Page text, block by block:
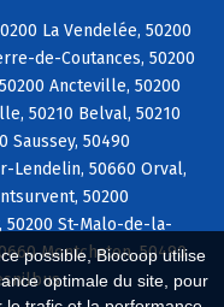
possible, Biocoop utilise
optimale du site, pour
La Vendelée, 50200
de-Coutances, 50200
Ancteville, 50200
50210 Belval, 50210
Saussey, 50490
Lendelin, 50660 Orval,
50200
50200 St-Malo-de-la-
Montchaton, 50490